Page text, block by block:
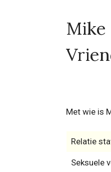
Mike
Met wie is
Relatie
Seksuele